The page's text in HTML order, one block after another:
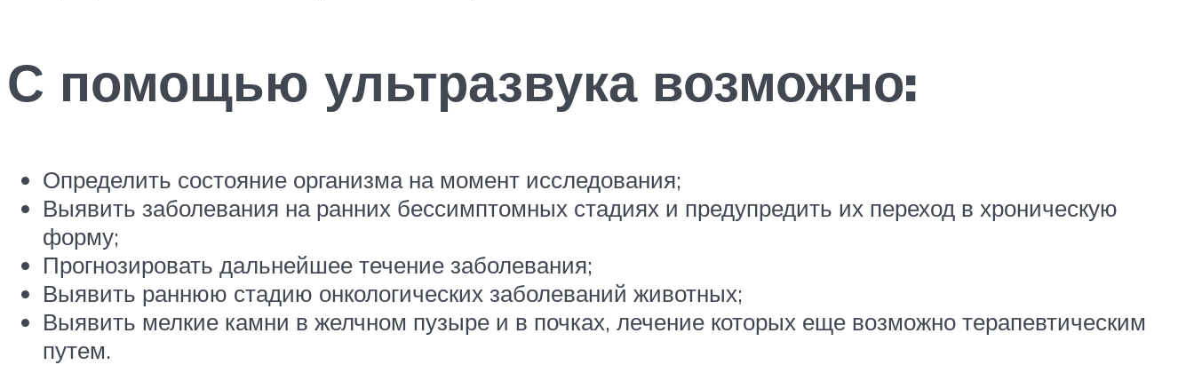
С помощью ультразвука возможно:
Определить состояние организма на момент исследования;
Выявить заболевания на ранних бессимптомных стадиях и предупредить их переход в хроническую
форму;
Прогнозировать дальнейшее течение заболевания;
Выявить раннюю стадию онкологических заболеваний животных;
Выявить мелкие камни в желчном пузыре и в почках, лечение которых еще возможно терапевтическим
путем.